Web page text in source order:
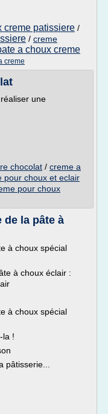
creme patissiere /
/ creme
a choux creme
creme
une
chocolat / creme a
pour choux et eclair
pour choux
de la pâte à
à choux spécial
à choux éclair :
à choux spécial
la !
pâtisserie...